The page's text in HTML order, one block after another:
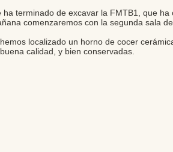
ha terminado de excavar la FMTB1, que
comenzaremos con la segunda sala
localizado un horno de cocer
calidad, y bien conservadas.